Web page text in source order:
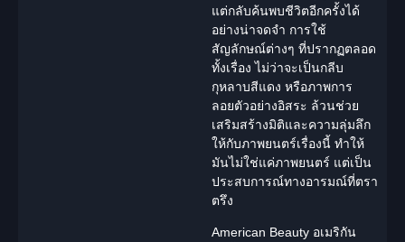
แต่กลับค้นพบชีวิตอีกครั้งได้
อย่างน่าจดจำ การใช้
สัญลักษณ์ต่างๆ ที่ปรากฏตลอด
ทั้งเรื่อง ไม่ว่าจะเป็นกลีบ
กุหลาบสีแดง หรือภาพการ
ลอยตัวอย่างอิสระ ล้วนช่วย
เสริมสร้างมิติและความลุ่มลึก
ให้กับภาพยนตร์เรื่องนี้ ทำให้
มันไม่ใช่แค่ภาพยนตร์ แต่เป็น
ประสบการณ์ทางอารมณ์ที่ตรา
ตรึง
American Beauty อเมริกัน